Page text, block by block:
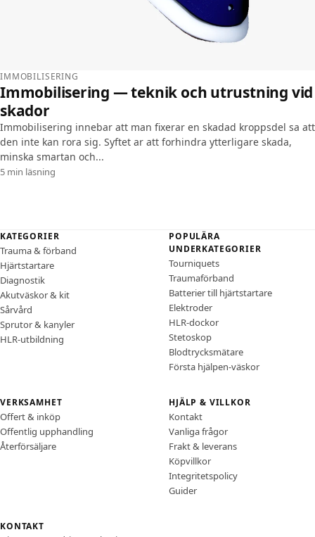
IMMOBILISERING
Immobilisering — teknik och utrustning vid
skador
Immobilisering innebar att man fixerar en skadad kroppsdel sa att
den inte kan rora sig. Syftet ar att forhindra ytterligare skada,
minska smartan och...
5 min läsning
Sidfot
KATEGORIER
Trauma & förband
Hjärtstartare
Diagnostik
Akutväskor & kit
Sårvård
Sprutor & kanyler
HLR-utbildning
POPULÄRA
UNDERKATEGORIER
Tourniquets
Traumaförband
Batterier till hjärtstartare
Elektroder
HLR-dockor
Stetoskop
Blodtrycksmätare
Första hjälpen-väskor
VERKSAMHET
Offert & inköp
Offentlig upphandling
Återförsäljare
HJÄLP & VILLKOR
Kontakt
Vanliga frågor
Frakt & leverans
Köpvillkor
Integritetspolicy
Guider
KONTAKT